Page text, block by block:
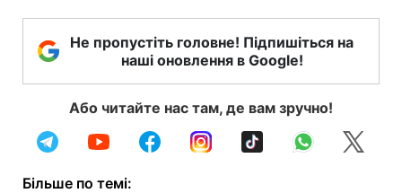
Не пропустіть головне! Підпишіться на
наші оновлення в Google!
Або читайте нас там, де вам зручно!
Більше по темі: